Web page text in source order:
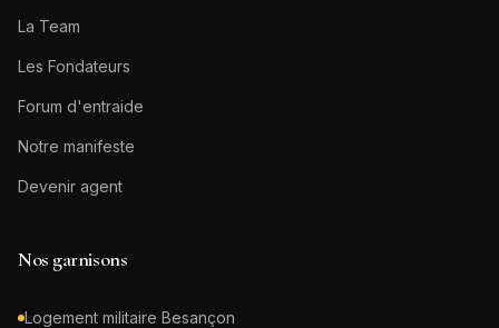
La Team
Les Fondateurs
Forum d'entraide
Notre manifeste
Devenir agent
Nos garnisons
Logement militaire Besançon